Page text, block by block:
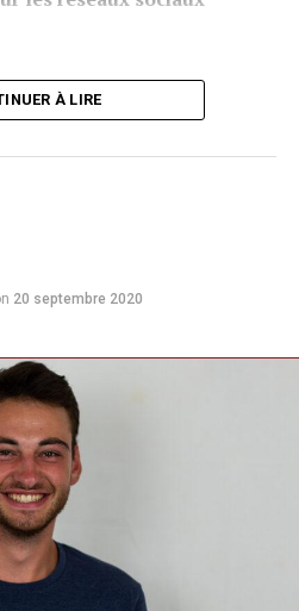
À LIRE
20 septembre 2020